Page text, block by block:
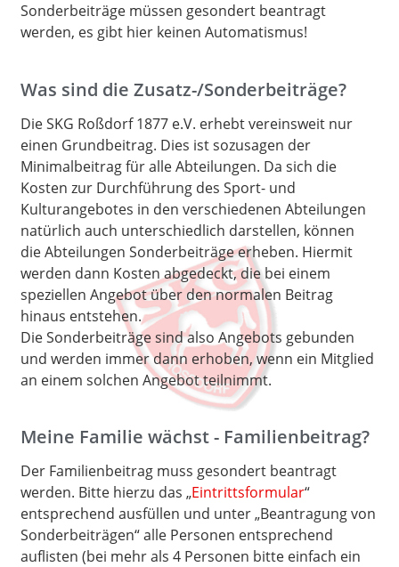
Sonderbeiträge müssen gesondert beantragt
werden, es gibt hier keinen Automatismus!
Was sind die Zusatz-/Sonderbeiträge?
Die SKG Roßdorf 1877 e.V. erhebt vereinsweit nur
einen Grundbeitrag. Dies ist sozusagen der
Minimalbeitrag für alle Abteilungen. Da sich die
Kosten zur Durchführung des Sport- und
Kulturangebotes in den verschiedenen Abteilungen
natürlich auch unterschiedlich darstellen, können
die Abteilungen Sonderbeiträge erheben. Hiermit
werden dann Kosten abgedeckt, die bei einem
speziellen Angebot über den normalen Beitrag
hinaus entstehen.
Die Sonderbeiträge sind also Angebots gebunden
und werden immer dann erhoben, wenn ein Mitglied
an einem solchen Angebot teilnimmt.
Meine Familie wächst - Familienbeitrag?
Der Familienbeitrag muss gesondert beantragt
werden. Bitte hierzu das „Eintrittsformular“
entsprechend ausfüllen und unter „Beantragung von
Sonderbeiträgen“ alle Personen entsprechend
auflisten (bei mehr als 4 Personen bitte einfach ein